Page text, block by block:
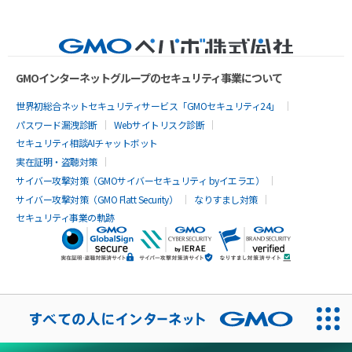
GMOインターネットグループのセキュリティ事業について
世界初総合ネットセキュリティサービス「GMOセキュリティ24」
パスワード漏洩診断
Webサイトリスク診断
セキュリティ相談AIチャットボット
実在証明・盗聴対策
サイバー攻撃対策（GMOサイバーセキュリティ byイエラエ）
サイバー攻撃対策（GMO Flatt Security）
なりすまし対策
セキュリティ事業の軌跡